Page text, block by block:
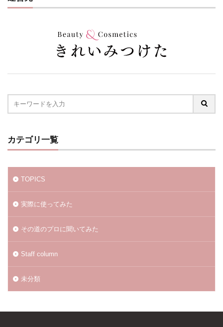
カテゴリ一覧
TOPICS
実際に使ってみた
その道のプロに聞いてみた
Staff column
未分類